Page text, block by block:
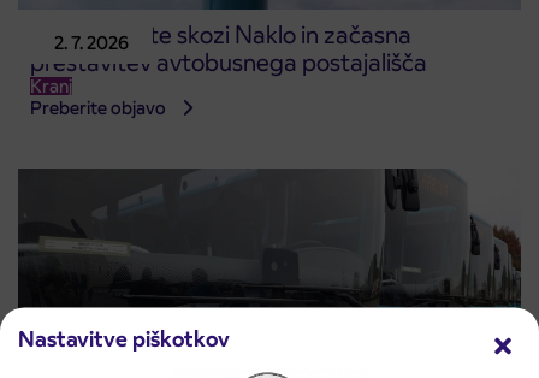
Nastavitve piškotkov
2. 7. 2026
Zapora ceste skozi Naklo in začasna
prestavitev avtobusnega postajališča
Kranj
Preberite objavo